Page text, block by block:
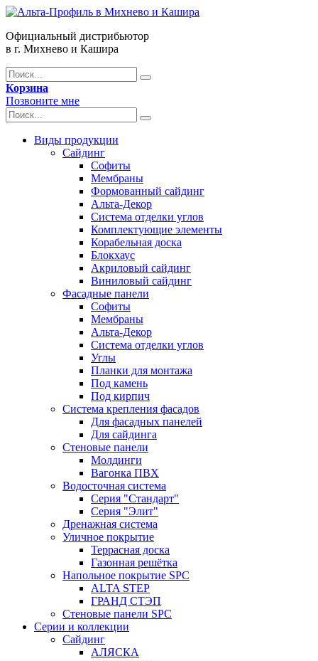
Официальный дистрибьютор
в г. Михнево и Кашира
Корзина
Позвоните мне
Виды продукции
Сайдинг
Софиты
Мембраны
Формованный сайдинг
Альта-Декор
Система отделки углов
Комплектующие элементы
Корабельная доска
Блокхаус
Акриловый сайдинг
Виниловый сайдинг
Фасадные панели
Софиты
Мембраны
Альта-Декор
Система отделки углов
Углы
Планки для монтажа
Под камень
Под кирпич
Система крепления фасадов
Для фасадных панелей
Для сайдинга
Стеновые панели
Молдинги
Вагонка ПВХ
Водосточная система
Серия "Стандарт"
Серия "Элит"
Дренажная система
Уличное покрытие
Террасная доска
Газонная решётка
Напольное покрытие SPC
ALTA STEP
ГРАНД СТЭП
Стеновые панели SPC
Серии и коллекции
Сайдинг
АЛЯСКА